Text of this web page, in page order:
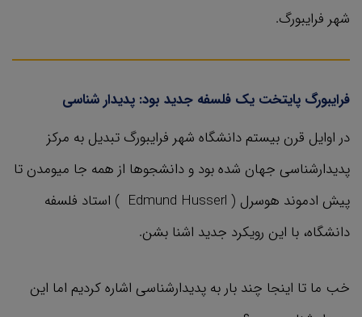
شهر فرایبورگ.
فرایبورگ پایتخت یک فلسفه جدید بود: پدیدار شناسی
در اوایل قرن بیستم دانشگاه شهر فرایبورگ تبدیل به مرکز
پدیدارشناسی جهان شده بود و دانشجوها از همه جا میومدن تا
پیش ادموند هوسرل ( Edmund Husserl ) استاد فلسفه
دانشگاه، با این رویکرد جدید اشنا بشن.
خب ما تا اینجا چند بار به پدیدارشناسی اشاره کردیم اما این